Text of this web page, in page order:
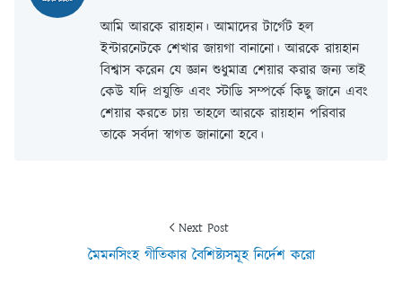
আমি আরকে রায়হান। আমাদের টার্গেট হল
ইন্টারনেটকে শেখার জায়গা বানানো। আরকে রায়হান
বিশ্বাস করেন যে জ্ঞান শুধুমাত্র শেয়ার করার জন্য তাই
কেউ যদি প্রযুক্তি এবং স্টাডি সম্পর্কে কিছু জানে এবং
শেয়ার করতে চায় তাহলে আরকে রায়হান পরিবার
তাকে সর্বদা স্বাগত জানানো হবে।
Next Post
মৈমনসিংহ গীতিকার বৈশিষ্ট্যসমূহ নির্দেশ করো